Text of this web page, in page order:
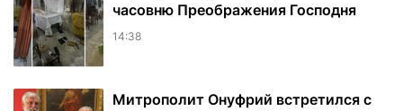
часовню Преображения Господня
14:38
Митрополит Онуфрий встретился с